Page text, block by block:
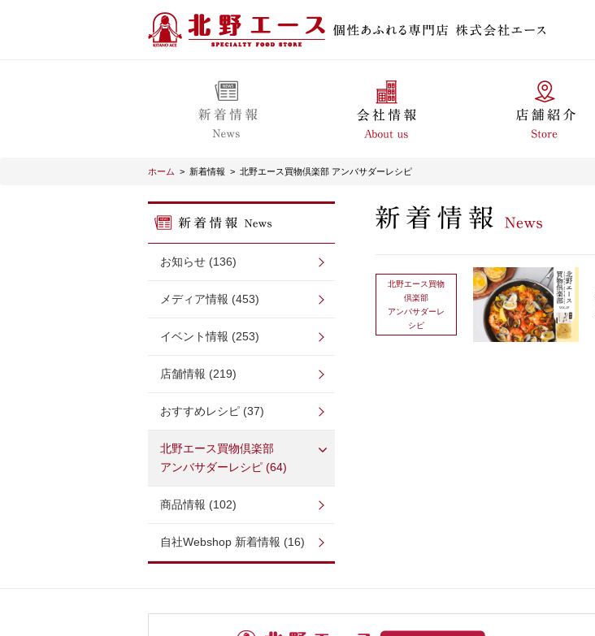
ホーム > 新着情報 > 北野エース買物倶楽部 アンバサダーレシピ
お知らせ (136)
メディア情報 (453)
イベント情報 (253)
店舗情報 (219)
おすすめレシピ (37)
北野エース買物倶楽部
アンバサダーレシピ (64)
商品情報 (102)
自社Webshop 新着情報 (16)
北野エース買物
倶楽部
アンバサダーレ
シピ